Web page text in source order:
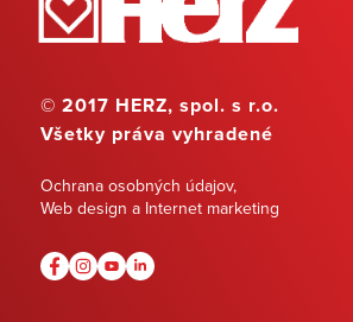
© 2017 HERZ, spol. s r.o.
Všetky práva vyhradené
Ochrana osobných údajov,
Web design a Internet marketing